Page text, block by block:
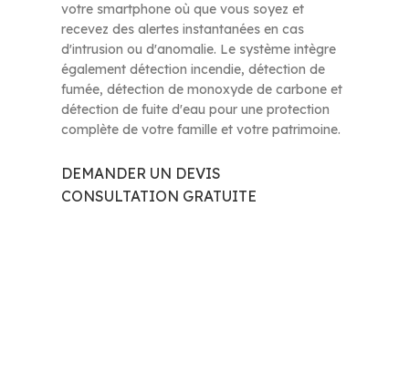
votre smartphone où que vous soyez et
recevez des alertes instantanées en cas
d'intrusion ou d'anomalie. Le système intègre
également détection incendie, détection de
fumée, détection de monoxyde de carbone et
détection de fuite d'eau pour une protection
complète de votre famille et votre patrimoine.
DEMANDER UN DEVIS
CONSULTATION GRATUITE